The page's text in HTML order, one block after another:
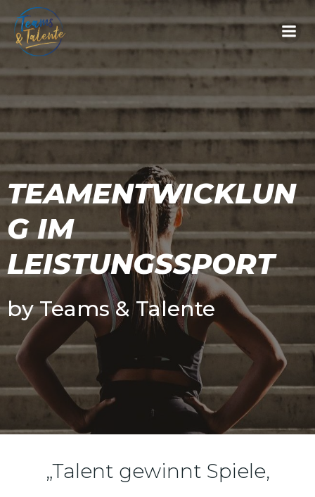
Inhalt
TEAMENTWICKLUN
G IM
LEISTUNGSSPORT
by Teams & Talente
„Talent gewinnt Spiele,